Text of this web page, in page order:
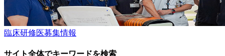
臨床研修医募集情報
サイト全体でキーワードを検索